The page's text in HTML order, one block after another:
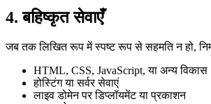
4. बहिष्कृत सेवाएँ
जब तक लिखित रूप में स्पष्ट रूप से सहमति न हो,
HTML, CSS, JavaScript, या अन्य विकास
होस्टिंग या सर्वर सेवाएं
लाइव डोमेन पर डिप्लॉयमेंट या प्रकाशन